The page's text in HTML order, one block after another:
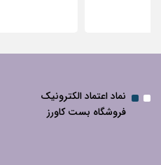
نماد اعتماد الکترونیک
فروشگاه بست کاورز